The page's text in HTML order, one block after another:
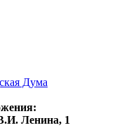
Дума
Ленина, 1